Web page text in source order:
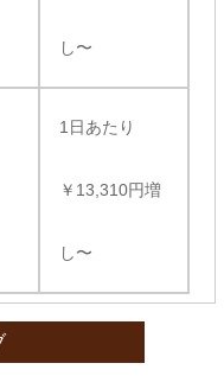
し〜
1日あたり
￥13,310円増
し〜